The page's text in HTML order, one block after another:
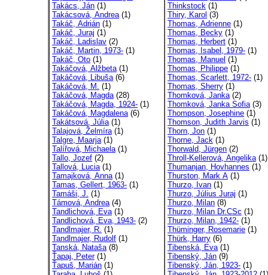
Takács, Ján (1)
Takácsová, Andrea(1)
Takáč, Adrián (1)
Takáč, Juraj (1)
Takáč, Ladislav (2)
Takáč, Martin, 1973- (1)
Takáč, Oto (1)
Takáčová, Alžbeta(1)
Takáčová, Libuša(6)
Takáčová, M. (1)
Takáčová, Magda(28)
Takáčová, Magda, 1924- (1)
Takáčová, Magdalena(6)
Takátsová, Júlia(1)
Talajová, Želmíra(1)
Talgre, Maarja(1)
Talířová, Michaela(1)
Tallo, Jozef (2)
Tallová, Lucia(1)
Tamajková, Anna(1)
Tamas, Gellert, 1963- (1)
Tamáši, J. (1)
Támová, Andrea(4)
Tandlichová, Eva(1)
Tandlichová, Eva, 1943- (2)
Tandlmajer, R. (1)
Tandlmajer, Rudolf (1)
Tanská, Nataša(8)
Ťapaj, Peter(1)
Ťapuš, Marián (1)
Thinkstock (1)
Thiry, Karol (3)
Thomas, Adrienne (1)
Thomas, Becky (1)
Thomas, Herbert (1)
Thomas, Isabel, 1979- (1)
Thomas, Manuel (1)
Thomas, Philippe (1)
Thomas, Scarlett, 1972- (1)
Thomas, Sherry (1)
Thomková, Janka(2)
Thomková, Janka Sofia(3)
Thompson, Josephine (1)
Thomson, Judith Jarvis (1)
Thorn, Jon (1)
Thorne, Jack (1)
Thorwald, Jürgen (2)
Throll-Kellerová, Angelika(1)
Thumanjan, Hovhannes (1)
Thurston, Mark A (1)
Thurzo, Ivan (1)
Thurzo, Július Juraj (1)
Thurzo, Milan (8)
Thurzo, Milan Dr.CSc (1)
Thurzo, Milan, 1942- (1)
Thüminger, Rosemarie (1)
Thürk, Harry (6)
Tibenská, Eva(1)
Tibenský, Ján (9)
Tibenský, Ján, 1923- (1)